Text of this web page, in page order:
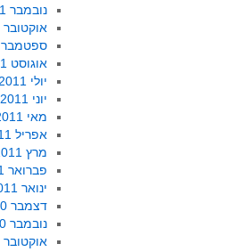
נובמבר 2011
אוקטובר 2011
ספטמבר 2011
אוגוסט 2011
יולי 2011
יוני 2011
מאי 2011
אפריל 2011
מרץ 2011
פברואר 2011
ינואר 2011
דצמבר 2010
נובמבר 2010
אוקטובר 2010